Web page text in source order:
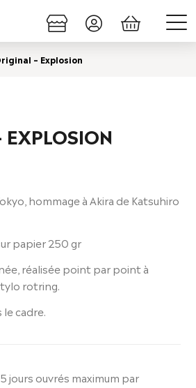
– Explosion
hommage à Akira de Katsuhiro
papier 250 gr
réalisée point par point à
rotring.
cadre.
jours ouvrés maximum par